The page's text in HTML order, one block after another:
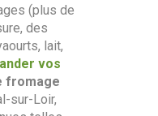
(plus de
des
lait,
vos
fromage
sur-Loir,